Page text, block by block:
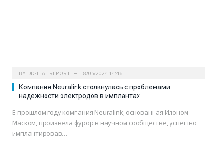
BY DIGITAL REPORT 18/05/2024 14:46
Компания Neuralink столкнулась с проблемами
надежности электродов в имплантах
В прошлом году компания Neuralink, основанная Илоном
Маском, произвела фурор в научном сообществе, успешно
имплантировав…